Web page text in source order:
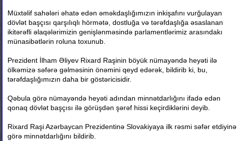
Müxtəlif sahələri əhatə edən əməkdaşlığımızın inkişafını vurğulayan
dövlət başçısı qarşılıqlı hörmətə, dostluğa və tərəfdaşlığa əsaslanan
ikitərəfli əlaqələrimizin genişlənməsində parlamentlərimiz arasındakı
münasibətlərin roluna toxunub.
Prezident İlham Əliyev Rixard Raşinin böyük nümayəndə heyəti ilə
ölkəmizə səfərə gəlməsinin önəmini qeyd edərək, bildirib ki, bu,
tərəfdaşlığımızın daha bir göstəricisidir.
Qəbula görə nümayəndə heyəti adından minnətdarlığını ifadə edən
qonaq dövlət başçısı ilə görüşdən şərəf hissi keçirdiklərini deyib.
Rixard Raşi Azərbaycan Prezidentinə Slovakiyaya ilk rəsmi səfər etdiyinə
görə minnətdarlığını bildirib.